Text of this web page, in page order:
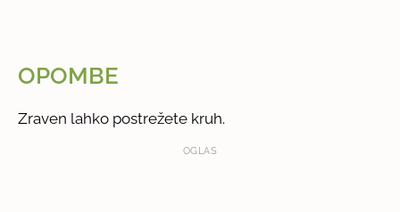
OPOMBE
Zraven lahko postrežete kruh.
OGLAS